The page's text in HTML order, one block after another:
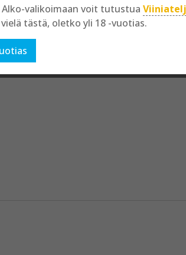
valikoimaan voit tutustua
tästä, oletko yli 18 -vuotias.